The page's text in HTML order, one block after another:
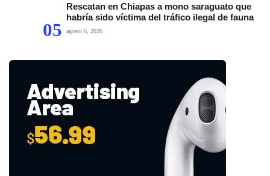
05
Rescatan en Chiapas a mono saraguato que
habría sido víctima del tráfico ilegal de fauna
agosto 6, 2026